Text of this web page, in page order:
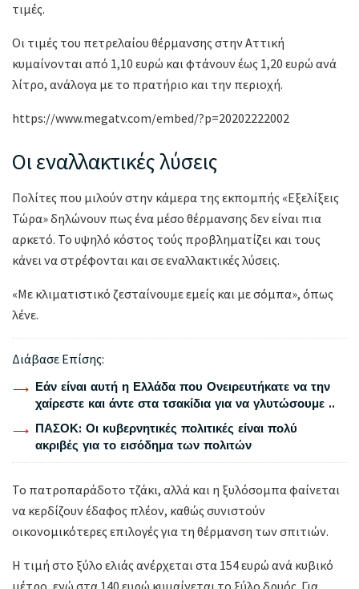
τιμές.
Οι τιμές του πετρελαίου θέρμανσης στην Αττική
κυμαίνονται από 1,10 ευρώ και φτάνουν έως 1,20 ευρώ ανά
λίτρο, ανάλογα με το πρατήριο και την περιοχή.
https://www.megatv.com/embed/?p=20202222002
Οι εναλλακτικές λύσεις
Πολίτες που μιλούν στην κάμερα της εκπομπής «Εξελίξεις
Τώρα» δηλώνουν πως ένα μέσο θέρμανσης δεν είναι πια
αρκετό. Το υψηλό κόστος τούς προβληματίζει και τους
κάνει να στρέφονται και σε εναλλακτικές λύσεις.
«Με κλιματιστικό ζεσταίνουμε εμείς και με σόμπα», όπως
λένε.
Διάβασε Επίσης:
Εάν είναι αυτή η Ελλάδα που Ονειρευτήκατε να την
χαίρεστε και άντε στα τσακίδια για να γλυτώσουμε ..
ΠΑΣΟΚ: Οι κυβερνητικές πολιτικές είναι πολύ
ακριβές για το εισόδημα των πολιτών
Το πατροπαράδοτο τζάκι, αλλά και η ξυλόσομπα φαίνεται
να κερδίζουν έδαφος πλέον, καθώς συνιστούν
οικονομικότερες επιλογές για τη θέρμανση των σπιτιών.
Η τιμή στο ξύλο ελιάς ανέρχεται στα 154 ευρώ ανά κυβικό
μέτρο, ενώ στα 140 ευρώ κυμαίνεται το ξύλο δρυός. Για